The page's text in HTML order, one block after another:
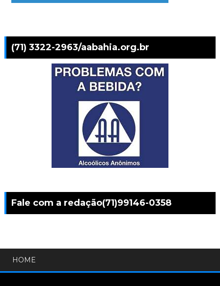
(71) 3322-2963/aabahia.org.br
Fale com a redação(71)99146-0358
HOME